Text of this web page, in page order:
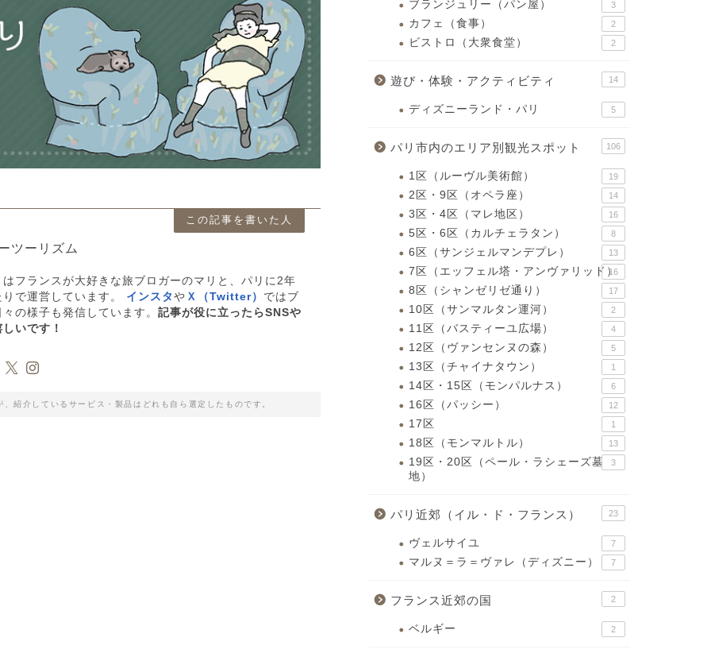
この記事を書いた人
ツーリズム
フランスが大好きな旅ブロガーのマリと、パリに2年
で運営しています。 インスタ や Ｘ（Twitter） ではブ
の様子も発信しています。 記事が役に立ったらSNSや
いです！
紹介しているサービス・製品はどれも自ら選定したものです。
ブランジュリー（パン屋） 3
カフェ（食事） 2
ビストロ（大衆食堂） 2
遊び・体験・アクティビティ 14
ディズニーランド・パリ 5
パリ市内のエリア別観光スポット 106
1区（ルーヴル美術館） 19
2区・9区（オペラ座） 14
3区・4区（マレ地区） 16
5区・6区（カルチェラタン） 8
6区（サンジェルマンデプレ） 13
7区（エッフェル塔・アンヴァリッド）
16
8区（シャンゼリゼ通り） 17
10区（サンマルタン運河） 2
11区（バスティーユ広場） 4
12区（ヴァンセンヌの森） 5
13区（チャイナタウン） 1
14区・15区（モンパルナス） 6
16区（パッシー） 12
17区 1
18区（モンマルトル） 13
19区・20区（ペール・ラシェーズ墓
地）
3
パリ近郊（イル・ド・フランス） 23
ヴェルサイユ 7
マルヌ＝ラ＝ヴァレ（ディズニー） 7
フランス近郊の国 2
ベルギー 2